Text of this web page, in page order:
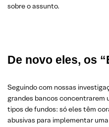
sobre o assunto.
De novo eles, os
Seguindo com nossas
grandes bancos concentrarem
tipos de fundos: só eles têm
abusivas para implementar